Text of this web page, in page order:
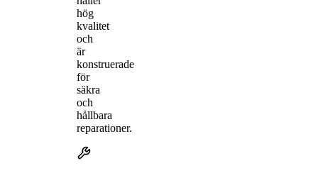
hög
kvalitet
och
är
konstruerade
för
säkra
och
hållbara
reparationer.